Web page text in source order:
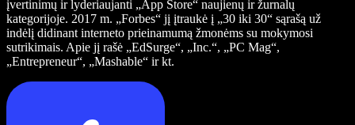
įvertinimų ir lyderiaujanti „App Store“ naujienų ir žurnalų
kategorijoje. 2017 m. „Forbes“ jį įtraukė į „30 iki 30“ sąrašą už
indėlį didinant interneto prieinamumą žmonėms su mokymosi
sutrikimais. Apie jį rašė „EdSurge“, „Inc.“, „PC Mag“,
„Entrepreneur“, „Mashable“ ir kt.